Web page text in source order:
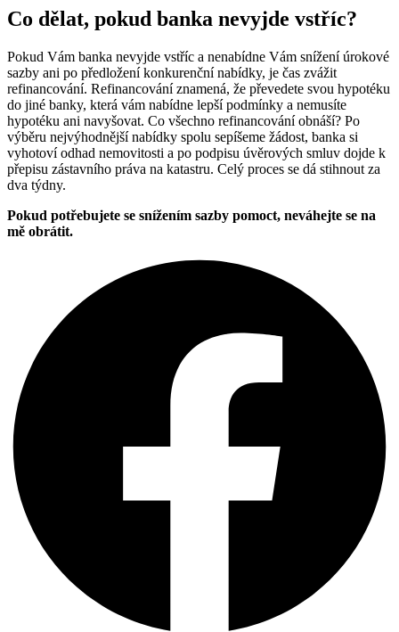
Co dělat, pokud banka nevyjde vstříc?
Pokud Vám banka nevyjde vstříc a nenabídne Vám snížení úrokové
sazby ani po předložení konkurenční nabídky, je čas zvážit
refinancování. Refinancování znamená, že převedete svou hypotéku
do jiné banky, která vám nabídne lepší podmínky a nemusíte
hypotéku ani navyšovat. Co všechno refinancování obnáší? Po
výběru nejvýhodnější nabídky spolu sepíšeme žádost, banka si
vyhotoví odhad nemovitosti a po podpisu úvěrových smluv dojde k
přepisu zástavního práva na katastru. Celý proces se dá stihnout za
dva týdny.
Pokud potřebujete se snížením sazby pomoct, neváhejte se na
mě obrátit.